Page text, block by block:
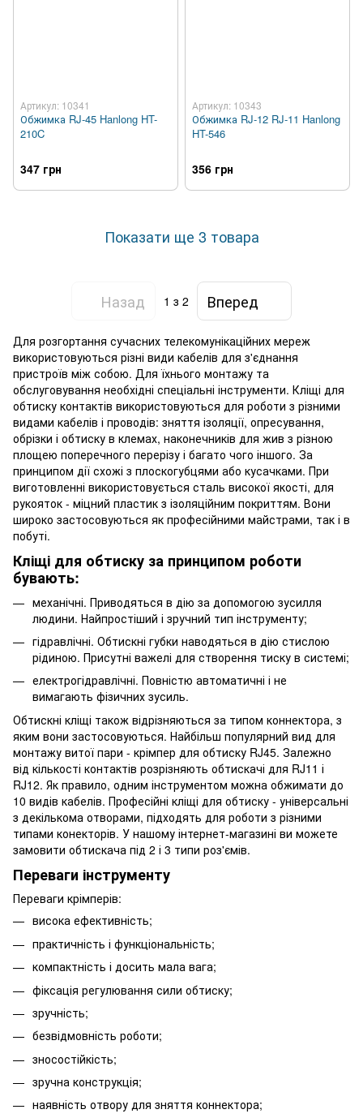
Артикул: 10341
Обжимка RJ-45 Hanlong HT-
210C
347 грн
Артикул: 10343
Обжимка RJ-12 RJ-11 Hanlong
HT-546
356 грн
Показати ще 3 товара
Назад 1 з 2 Вперед
Для розгортання сучасних телекомунікаційних мереж
використовуються різні види кабелів для з'єднання
пристроїв між собою. Для їхнього монтажу та
обслуговування необхідні спеціальні інструменти. Кліщі для
обтиску контактів використовуються для роботи з різними
видами кабелів і проводів: зняття ізоляції, опресування,
обрізки і обтиску в клемах, наконечників для жив з різною
площею поперечного перерізу і багато чого іншого. За
принципом дії схожі з плоскогубцями або кусачками. При
виготовленні використовується сталь високої якості, для
рукояток - міцний пластик з ізоляційним покриттям. Вони
широко застосовуються як професійними майстрами, так і в
побуті.
Кліщі для обтиску за принципом роботи
бувають:
механічні. Приводяться в дію за допомогою зусилля
людини. Найпростіший і зручний тип інструменту;
гідравлічні. Обтискні губки наводяться в дію стислою
рідиною. Присутні важелі для створення тиску в системі;
електрогідравлічні. Повністю автоматичні і не
вимагають фізичних зусиль.
Обтискні кліщі також відрізняються за типом коннектора, з
яким вони застосовуються. Найбільш популярний вид для
монтажу витої пари - крімпер для обтиску RJ45. Залежно
від кількості контактів розрізняють обтискачі для RJ11 і
RJ12. Як правило, одним інструментом можна обжимати до
10 видів кабелів. Професійні кліщі для обтиску - універсальні
з декількома отворами, підходять для роботи з різними
типами конекторів. У нашому інтернет-магазині ви можете
замовити обтискача під 2 і 3 типи роз'ємів.
Переваги інструменту
Переваги крімперів:
висока ефективність;
практичність і функціональність;
компактність і досить мала вага;
фіксація регулювання сили обтиску;
зручність;
безвідмовність роботи;
зносостійкість;
зручна конструкція;
наявність отвору для зняття коннектора;